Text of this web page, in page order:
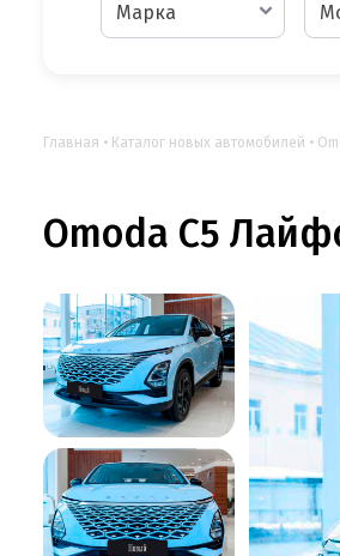
Марка
Главная Каталог новых автомобилей
Omoda C5